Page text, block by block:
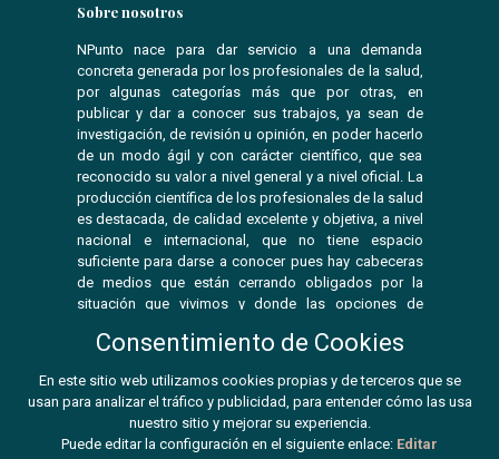
Sobre nosotros
NPunto nace para dar servicio a una demanda
concreta generada por los profesionales de la salud,
por algunas categorías más que por otras, en
publicar y dar a conocer sus trabajos, ya sean de
investigación, de revisión u opinión, en poder hacerlo
de un modo ágil y con carácter científico, que sea
reconocido su valor a nivel general y a nivel oficial. La
producción científica de los profesionales de la salud
es destacada, de calidad excelente y objetiva, a nivel
nacional e internacional, que no tiene espacio
suficiente para darse a conocer pues hay cabeceras
de medios que están cerrando obligados por la
situación que vivimos y donde las opciones de
© 2026 Npunto
ISSN: 2603-9680 -
Consentimiento de Cookies
En este sitio web utilizamos cookies propias y de terceros que se
usan para analizar el tráfico y publicidad, para entender cómo las usa
nuestro sitio y mejorar su experiencia.
Puede editar la configuración en el siguiente enlace: Editar